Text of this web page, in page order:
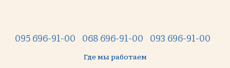
095 696-91-00 068 696-91-00 093 696-91-00
Где мы работаем